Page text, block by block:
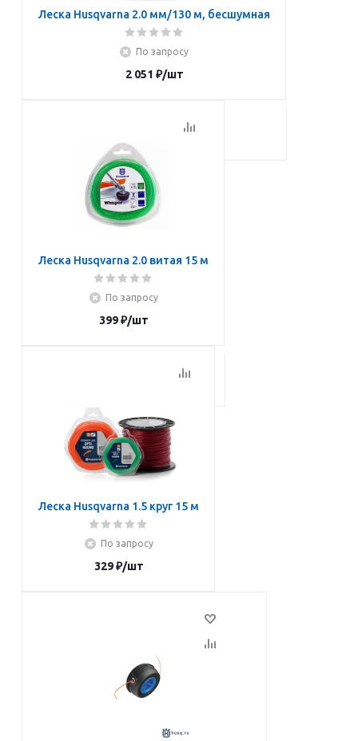
Леска Husqvarna 2.0 мм/130 м, бесшумная
По запросу
2 051 ₽/шт
Подписаться
Леска Husqvarna 2.0 витая 15 м
По запросу
399₽/шт
Леска Husqvarna 1.5 круг 15 м
По запросу
329₽/шт